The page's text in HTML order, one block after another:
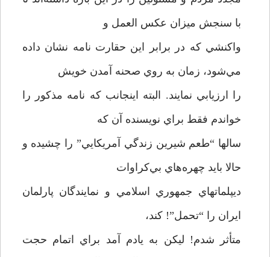
با سنجش ميزان عكس العمل و
واكنشي كه در برابر اين حقارت نامه نشان داده
مي‌شود، زمان به روي صحنه آمدن خويش
را ارزيابي نمايند. البته اينجانب كه نامه مذكور را
خواندم فقط براي نويسنده آن كه
سالها “طعم شيرين زندگي آمريكايي” را چشيده و
حالا بايد چهره‌هاي بي‌كراوات
ديپلماتهاي جمهوري اسلامي و نمايندگان پارلمان
ايران را “تحمل”! كند،
متأثر شدم! ليكن به يادم آمد براي اتمام حجت